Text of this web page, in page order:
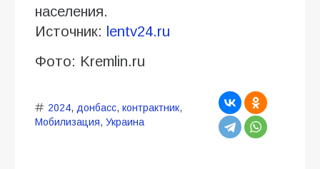
населения.
Источник: lentv24.ru
Фото: Kremlin.ru
2024, донбасс, контрактник,
Мобилизация, Украина